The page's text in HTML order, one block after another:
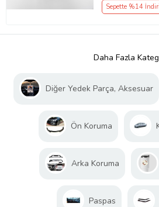
Sepette %14
Daha Fazla
Diğer Yedek Parça, Aksesuar
Ön Koruma
Arka Koruma
Paspas